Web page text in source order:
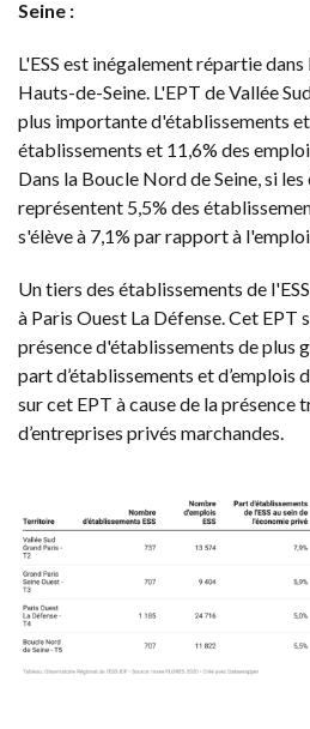
Seine :
L'ESS est inégalement répartie
Hauts-de-Seine. L'EPT de Vallée
plus importante d'établissements et
établissements et 11,6% des
Dans la Boucle Nord de Seine, si
représentent 5,5% des
s'élève à 7,1% par rapport à l'emploi.
Un tiers des établissements de
à Paris Ouest La Défense. Cet EPT
présence d'établissements de plus
part d’établissements et d’emplois
sur cet EPT à cause de la présence
d’entreprises privés marchandes.